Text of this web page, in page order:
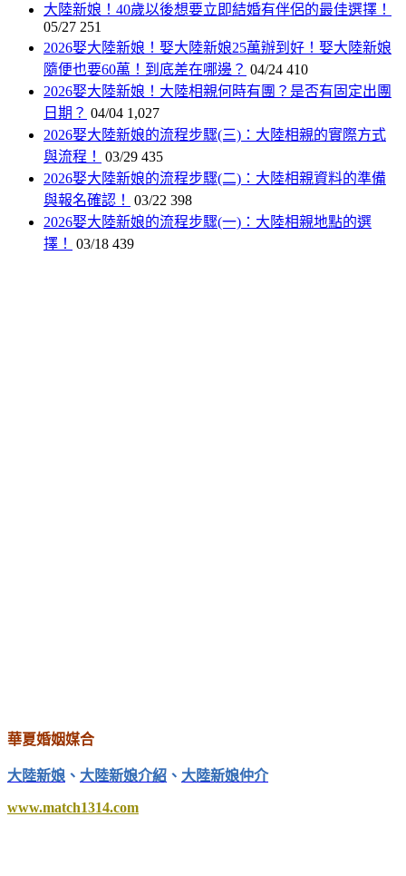
大陸新娘！40歲以後想要立即結婚有伴侶的最佳選擇！
05/27 251
2026娶大陸新娘！娶大陸新娘25萬辦到好！娶大陸新娘
隨便也要60萬！到底差在哪邊？ 04/24 410
2026娶大陸新娘！大陸相親何時有團？是否有固定出團
日期？ 04/04 1,027
2026娶大陸新娘的流程步驟(三)：大陸相親的實際方式
與流程！
03/29 435
2026娶大陸新娘的流程步驟(二)：大陸相親資料的準備
與報名確認！
03/22 398
2026娶大陸新娘的流程步驟(一)：大陸相親地點的選
擇！
03/18 439
華夏婚姻媒合
大陸新娘 、 大陸新娘介紹 、 大陸新娘仲介
www.match1314.com